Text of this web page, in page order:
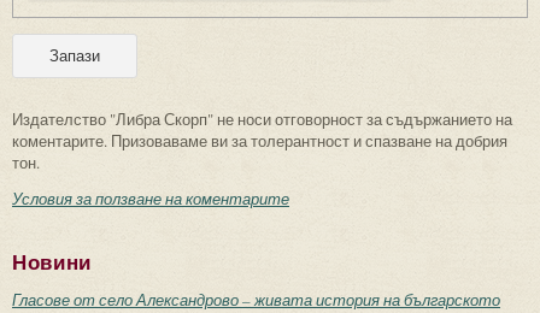
Издателство "Либра Скорп" не носи отговорност за съдържанието на
коментарите. Призоваваме ви за толерантност и спазване на добрия
тон.
Условия за ползване на коментарите
Новини
Гласове от село Александрово – живата история на българското